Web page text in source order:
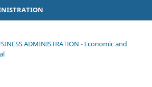
ADMINISTRATION - Economic and